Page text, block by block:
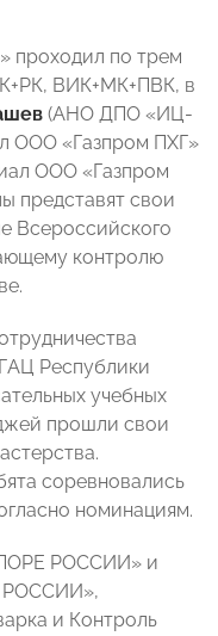
проходил по трем
ВИК+МК+ПВК, в
(АНО ДПО «ИЦ-
ООО «Газпром ПХГ»
ООО «Газпром
представят свои
Всероссийского
контролю
Республики
учебных
прошли свои
соревновались
номинациям.
РОССИИ» и
РОССИИ»,
и Контроль